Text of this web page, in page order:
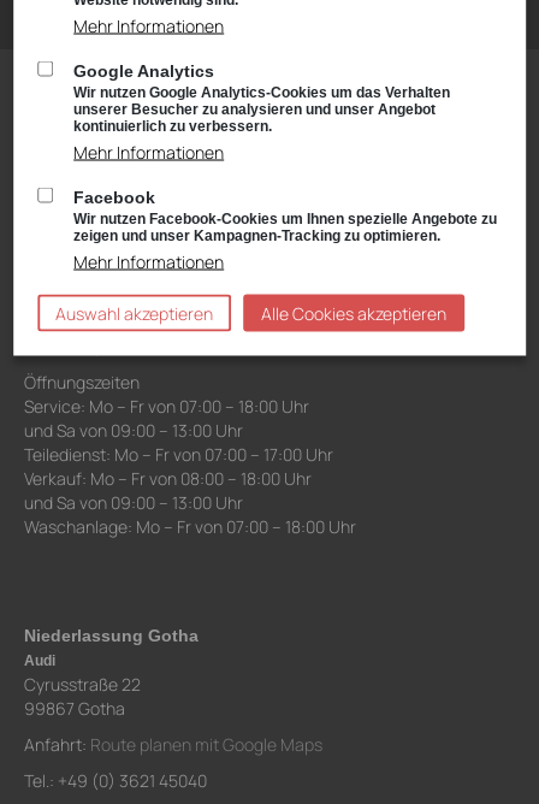
KONTAKT & ÖFFNUNGSZEITEN
Stammsitz
VW, Škoda Service, VW Nutzfahrzeuge
Weimarer Straße 71-75
99867 Gotha
Anfahrt:Route planen mit Google Maps
Öffnungszeiten
Service: Mo – Fr von 07:00 – 18:00 Uhr
und Sa von 09:00 – 13:00 Uhr
Teiledienst: Mo – Fr von 07:00 – 17:00 Uhr
Verkauf: Mo – Fr von 08:00 – 18:00 Uhr
und Sa von 09:00 – 13:00 Uhr
Waschanlage: Mo – Fr von 07:00 – 18:00 Uhr
Niederlassung Gotha
Audi
Cyrusstraße 22
99867 Gotha
Anfahrt: Route planen mit Google Maps
Tel.: +49 (0) 3621 45040
Mehr Informationen
Google Analytics
Wir nutzen Google Analytics-Cookies um das Verhalten
unserer Besucher zu analysieren und unser Angebot
kontinuierlich zu verbessern.
Mehr Informationen
Facebook
Wir nutzen Facebook-Cookies um Ihnen spezielle Angebote zu
zeigen und unser Kampagnen-Tracking zu optimieren.
Mehr Informationen
Auswahl akzeptieren Alle Cookies akzeptieren